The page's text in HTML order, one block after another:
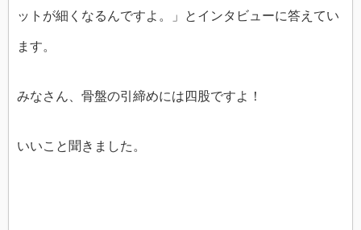
ットが細くなるんですよ。」とインタビューに答えてい
ます。
みなさん、骨盤の引締めには四股ですよ！
いいこと聞きました。